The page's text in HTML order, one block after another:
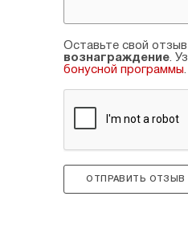
Оставьте свой
вознаграждение.
бонусной программы.
ОТПРАВИТЬ ОТЗЫВ